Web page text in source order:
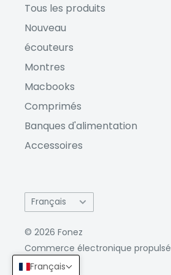
Tous les produits
Nouveau
écouteurs
Montres
Macbooks
Comprimés
Banques d'alimentation
Accessoires
Langue
Français
© 2026 Fonez
Commerce électronique
Français